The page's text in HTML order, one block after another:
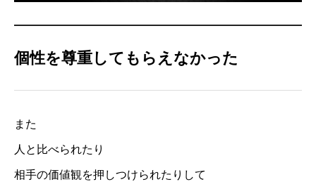
個性を尊重してもらえなかった
また
人と比べられたり
相手の価値観を押しつけられたりして